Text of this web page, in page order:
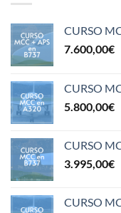
CURSO
7.600,00€
CURSO
5.800,00€
CURSO
3.995,00€
CURSO